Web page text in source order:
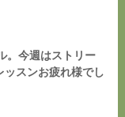
。今週はストリー
ッスンお疲れ様でし